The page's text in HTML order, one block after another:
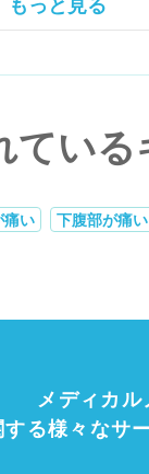
もっと見る
てい
痛い 下腹部が痛い
メディカル
する様々なサ